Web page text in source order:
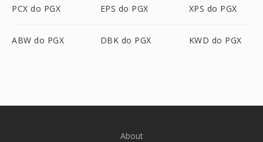
PCX do PGX EPS do PGX XPS do PGX
ABW do PGX DBK do PGX KWD do PGX
About